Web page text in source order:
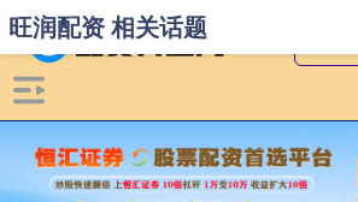
旺润配资 相关话题